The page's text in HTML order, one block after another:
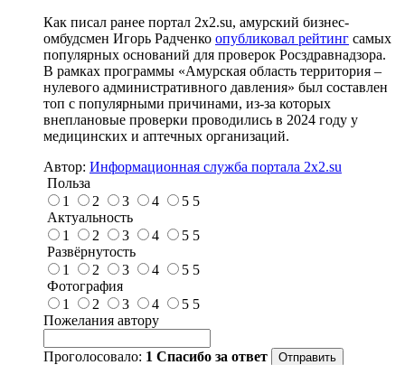
Как писал ранее портал 2х2.su, амурский бизнес-
омбудсмен Игорь Радченко опубликовал рейтинг самых
популярных оснований для проверок Росздравнадзора.
В рамках программы «Амурская область территория –
нулевого административного давления» был составлен
топ с популярными причинами, из-за которых
внеплановые проверки проводились в 2024 году у
медицинских и аптечных организаций.
Автор: Информационная служба портала 2x2.su
Польза
1
2 3 4 5 5
Актуальность
1
2 3 4 5 5
Развёрнутость
1
2 3 4 5 5
Фотография
1
2 3 4 5 5
Пожелания автору
Проголосовало: 1 Спасибо за ответ